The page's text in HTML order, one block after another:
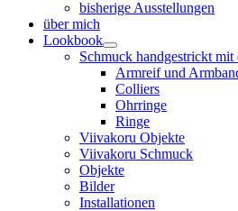
bisherige Ausstellungen
über mich
Lookbook
Schmuck handgestrickt mit
Armreif und
Colliers
Ohrringe
Ringe
Viivakoru Objekte
Viivakoru Schmuck
Objekte
Bilder
Installationen